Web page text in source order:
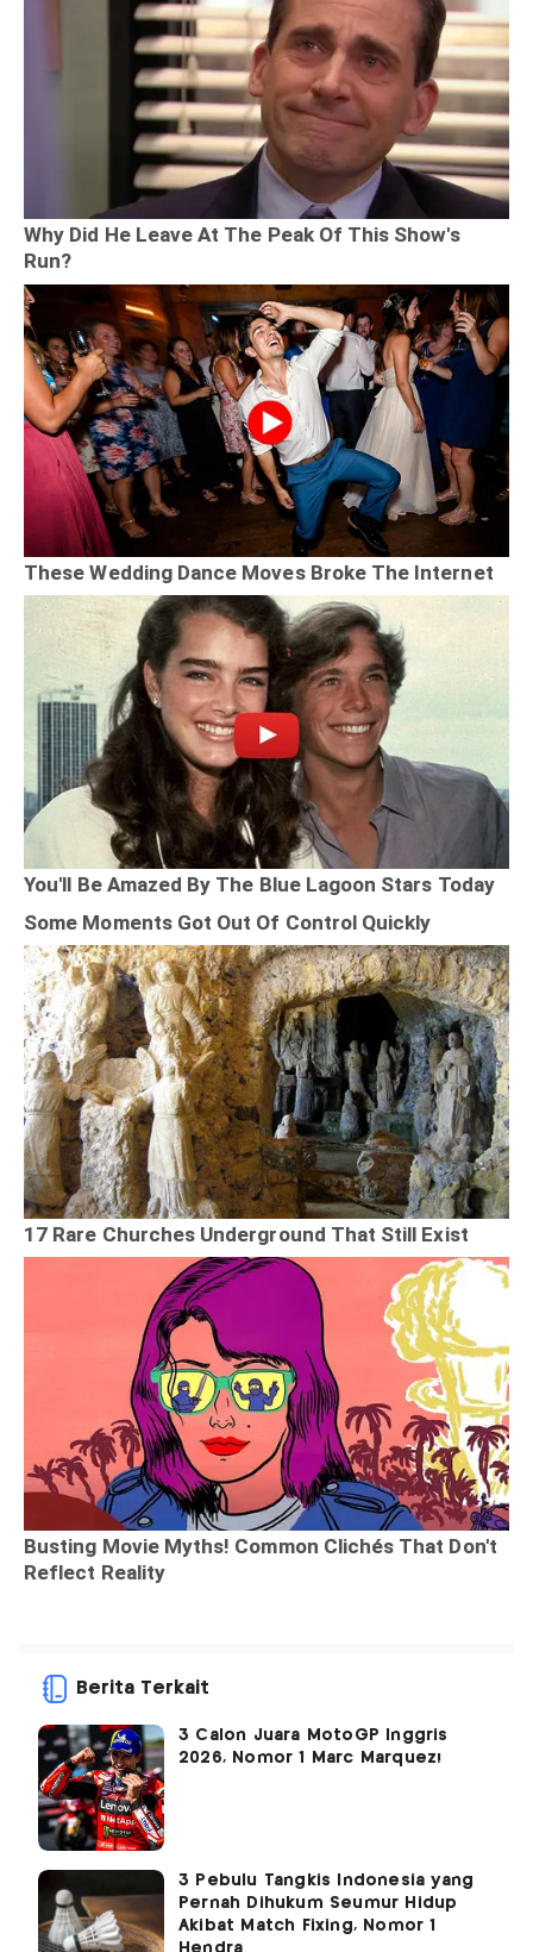
Berita Terkait
3 Calon Juara MotoGP Inggris
2026, Nomor 1 Marc Marquez!
3 Pebulu Tangkis Indonesia yang
Pernah Dihukum Seumur Hidup
Akibat Match Fixing, Nomor 1
Hendra